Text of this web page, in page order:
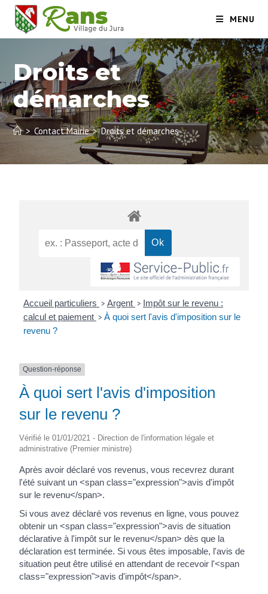
MENU
Droits et
démarches
> Contact Mairie > Droits et démarches
Accueil particuliers > Argent > Impôt sur le revenu :
calcul et paiement > À quoi sert l'avis d'imposition sur le
revenu ?
Question-réponse
À quoi sert l'avis d'imposition
sur le revenu ?
Vérifié le 01/01/2021 - Direction de l'information légale et
administrative (Premier ministre)
Après avoir déclaré vos revenus, vous recevrez durant
l'été suivant un <span class="expression">avis d'impôt
sur le revenu</span>.
Si vous avez déclaré vos revenus en ligne, vous pouvez
obtenir un <span class="expression">avis de situation
déclarative à l'impôt sur le revenu</span> dès que la
déclaration est terminée. Si vous êtes imposable, l'avis de
situation peut être utilisé en attendant de recevoir l'<span
class="expression">avis d'impôt</span>.